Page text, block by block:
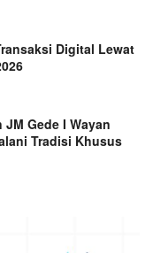
Digital Lewat
Gede I Wayan
Tradisi Khusus